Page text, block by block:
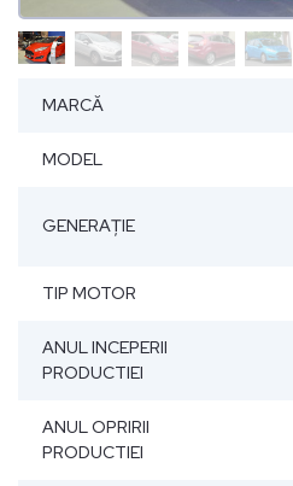
MARCĂ
MODEL
GENERAȚIE
TIP MOTOR
ANUL INCEPERII
PRODUCTIEI
ANUL OPRIRII
PRODUCTIEI